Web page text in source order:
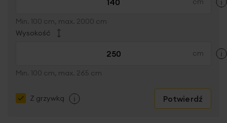
Min. 100 cm, max. 2000 cm
Wysokość
Min. 100 cm, max. 265 cm
Z grzywką Potwierdź